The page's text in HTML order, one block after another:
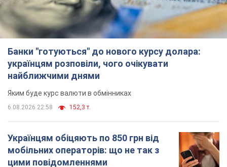
Українцям обіцяють по 850 грн від
мобільних операторів: що не так з
цими повідомленнями
Як не потрапити в пастку шахраїв
6.08.2026 21:02 16,9 т.
Найдорожчий футболіст "Динамо"
забив "Карабаху" вже на 10-й хвилині
6.08.2026 20:48